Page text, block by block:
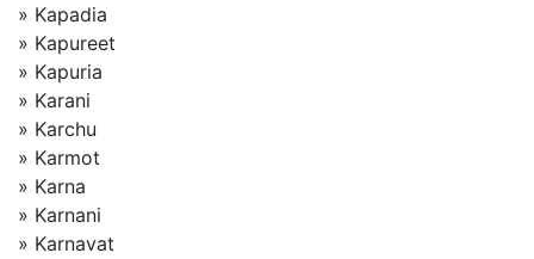
» Kapadia
» Kapureet
» Kapuria
» Karani
» Karchu
» Karmot
» Karna
» Karnani
» Karnavat